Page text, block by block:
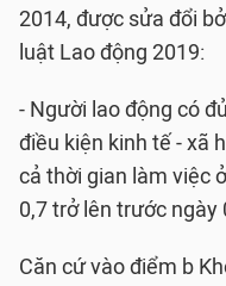
2014, được sửa đổi
luật Lao động 2019:
- Người lao động có
điều kiện kinh tế - xã
cả thời gian làm việc
0,7 trở lên trước ngày
Căn cứ vào điểm b